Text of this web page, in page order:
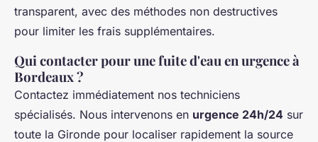
transparent, avec des méthodes non destructives
pour limiter les frais supplémentaires.
Qui contacter pour une fuite d'eau en urgence à
Bordeaux ?
Contactez immédiatement nos techniciens
spécialisés. Nous intervenons en urgence 24h/24 sur
toute la Gironde pour localiser rapidement la source